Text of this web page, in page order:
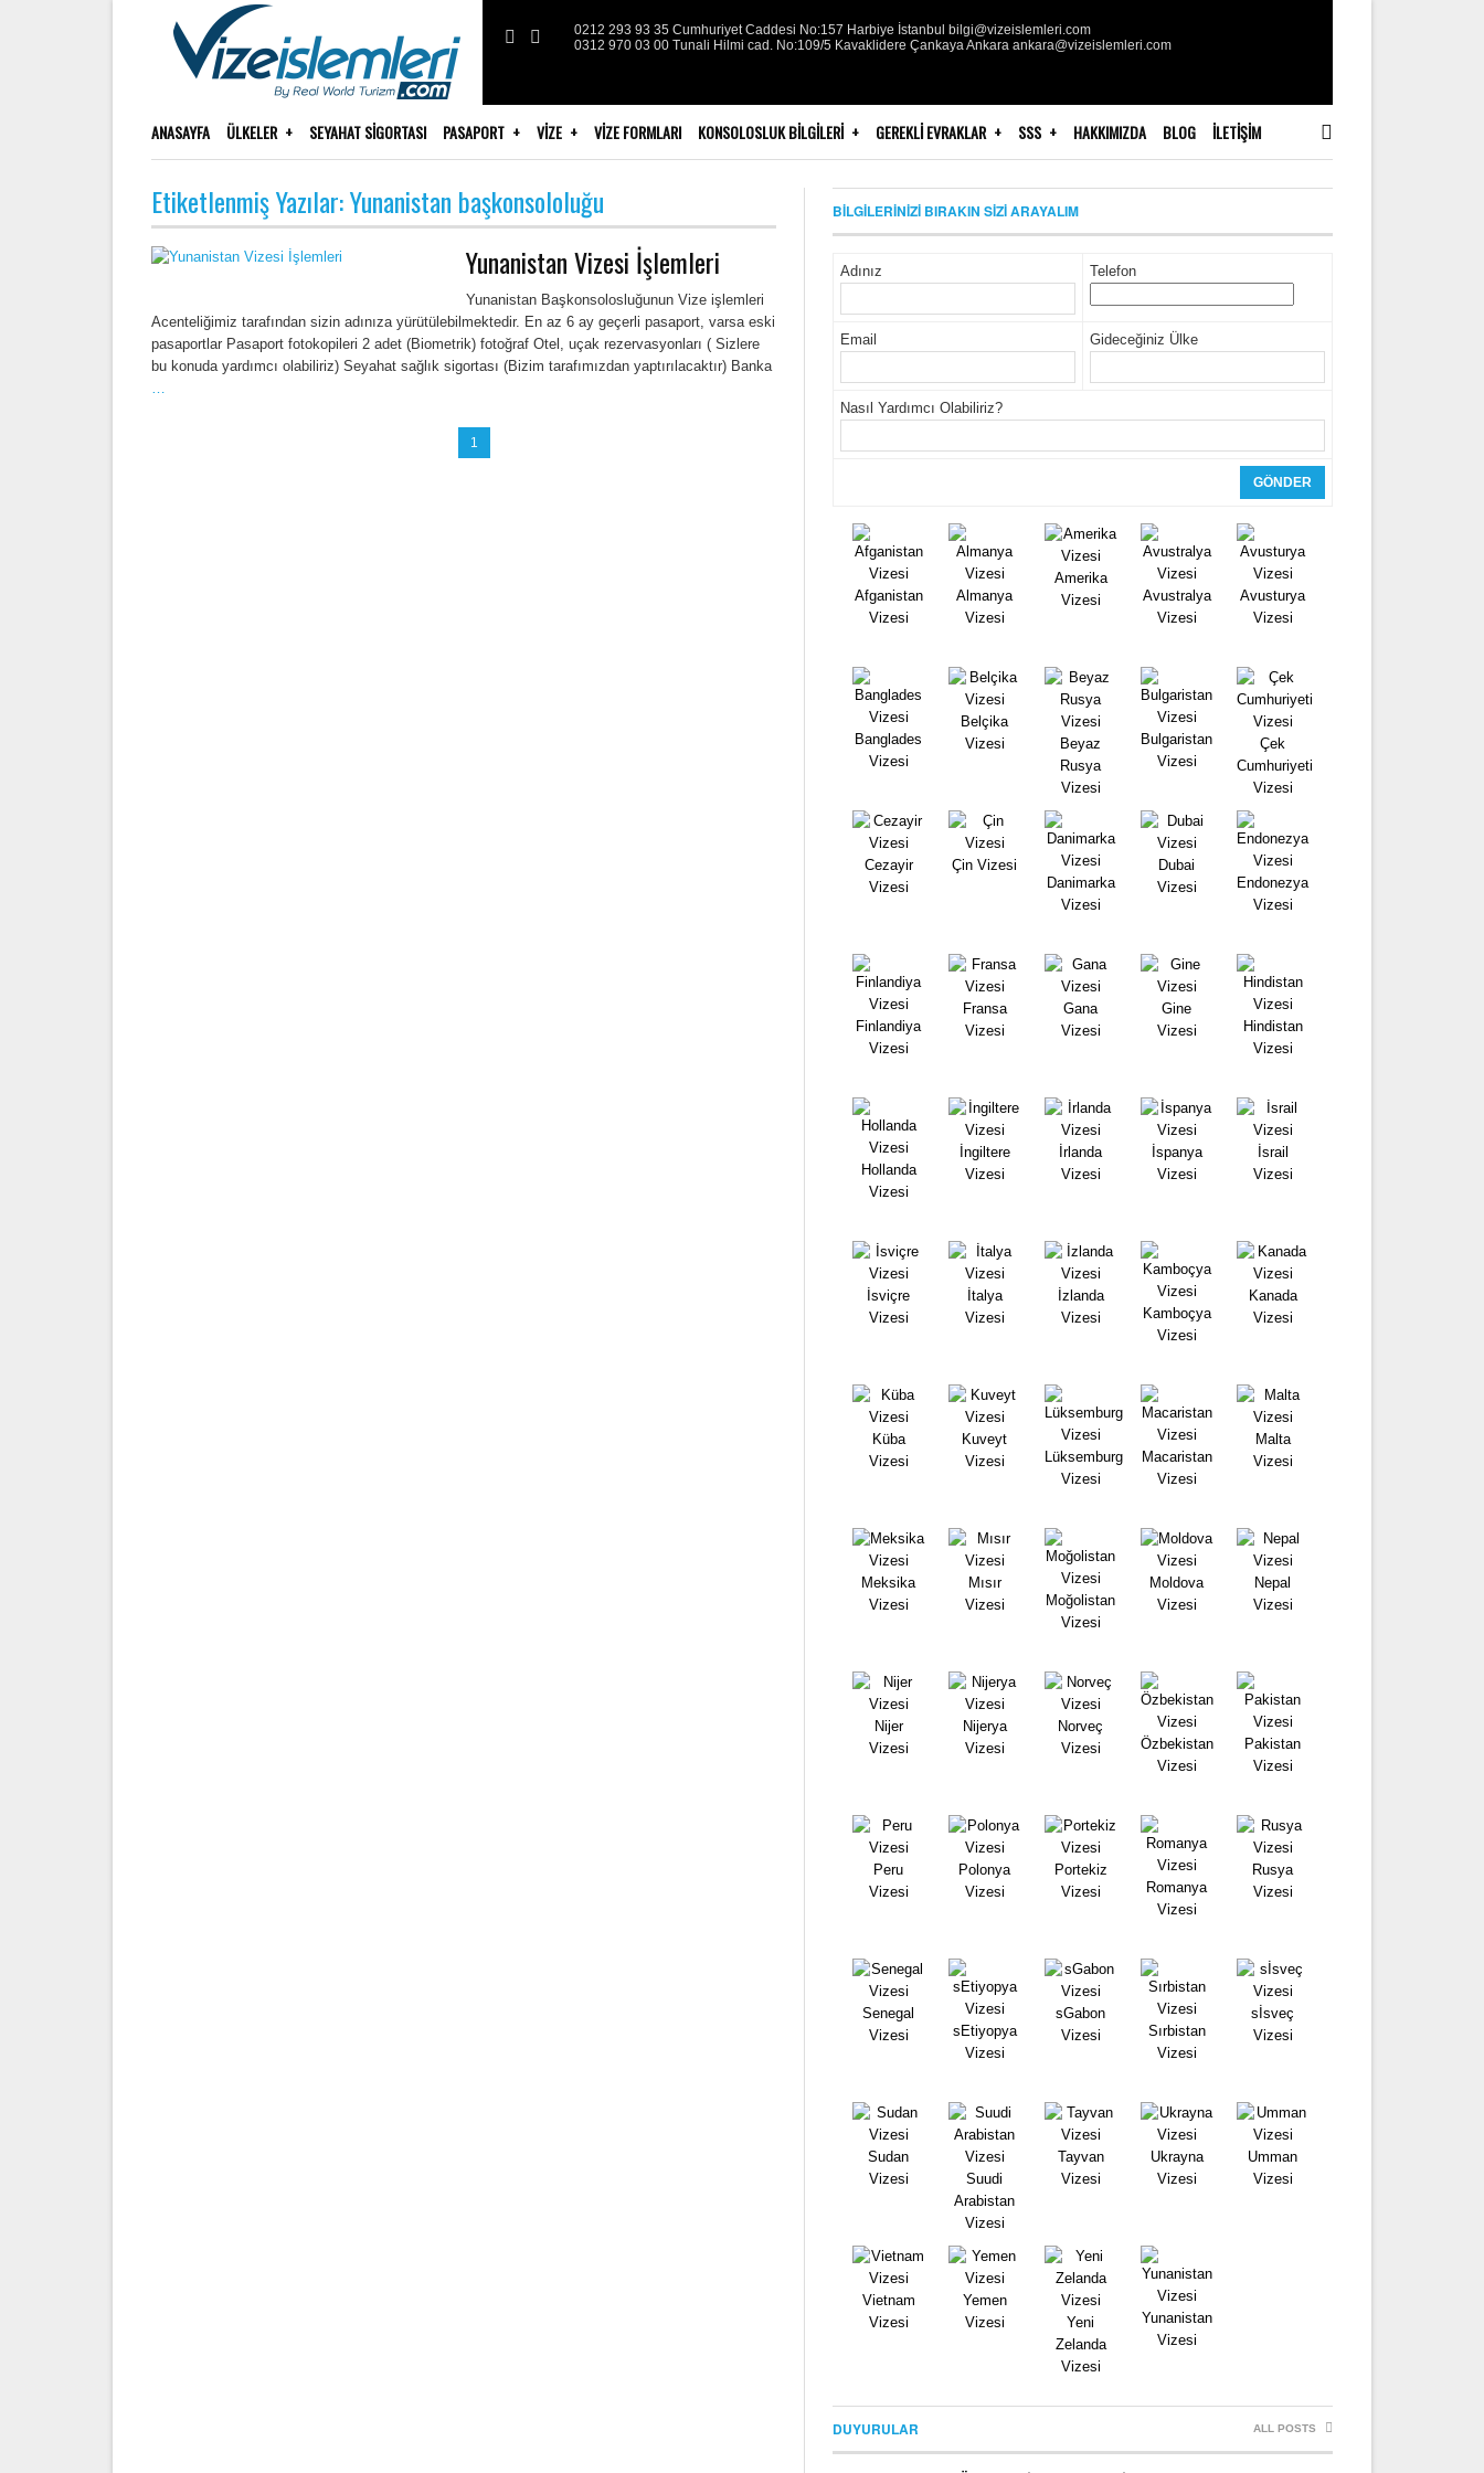
0212 293 93 35 Cumhuriyet Caddesi No:157 Harbiye İstanbul bilgi@vizeislemleri.com
0312 970 03 00 Tunali Hilmi cad. No:109/5 Kavaklidere Çankaya Ankara ankara@vizeislemleri.com
ANASAYFA ÜLKELER SEYAHAT SIGORTASI PASAPORT VIZE VIZE FORMLARI KONSOLOSLUK BILGILERI GEREKLI EVRAKLAR SSS HAKKIMIZDA BLOG İLETIŞIM
Etiketlenmiş Yazılar: Yunanistan başkonsololuğu
Yunanistan Vizesi İşlemleri
Yunanistan Başkonsolosluğunun Vize işlemleri
Acenteliğimiz tarafından sizin adınıza yürütülebilmektedir. En az 6 ay geçerli pasaport, varsa eski
pasaportlar Pasaport fotokopileri 2 adet (Biometrik) fotoğraf Otel, uçak rezervasyonları ( Sizlere
bu konuda yardımcı olabiliriz) Seyahat sağlık sigortası (Bizim tarafımızdan yaptırılacaktır) Banka
…
1
BİLGİLERİNİZİ BIRAKIN SİZİ ARAYALIM
Adınız Telefon
Email Gideceğiniz Ülke
Nasıl Yardımcı Olabiliriz?
Afganistan
Vizesi
Almanya
Vizesi
Amerika
Vizesi
Avustralya
Vizesi
Avusturya
Vizesi
Banglades
Vizesi
Belçika
Vizesi
Beyaz
Rusya
Vizesi
Bulgaristan
Vizesi
Çek
Cumhuriyeti
Vizesi
Cezayir
Vizesi
Çin Vizesi
Danimarka
Vizesi
Dubai
Vizesi
Endonezya
Vizesi
Finlandiya
Vizesi
Fransa
Vizesi
Gana
Vizesi
Gine
Vizesi
Hindistan
Vizesi
Hollanda
Vizesi
İngiltere
Vizesi
İrlanda
Vizesi
İspanya
Vizesi
İsrail
Vizesi
İsviçre
Vizesi
İtalya
Vizesi
İzlanda
Vizesi
Kamboçya
Vizesi
Kanada
Vizesi
Küba
Vizesi
Kuveyt
Vizesi
Lüksemburg
Vizesi
Macaristan
Vizesi
Malta
Vizesi
Meksika
Vizesi
Mısır
Vizesi
Moğolistan
Vizesi
Moldova
Vizesi
Nepal
Vizesi
Nijer
Vizesi
Nijerya
Vizesi
Norveç
Vizesi
Özbekistan
Vizesi
Pakistan
Vizesi
Peru
Vizesi
Polonya
Vizesi
Portekiz
Vizesi
Romanya
Vizesi
Rusya
Vizesi
Senegal
Vizesi
sEtiyopya
Vizesi
sGabon
Vizesi
Sırbistan
Vizesi
sİsveç
Vizesi
Sudan
Vizesi
Suudi
Arabistan
Vizesi
Tayvan
Vizesi
Ukrayna
Vizesi
Umman
Vizesi
Vietnam
Vizesi
Yemen
Vizesi
Yeni
Zelanda
Vizesi
Yunanistan
Vizesi
DUYURULAR ALL POSTS